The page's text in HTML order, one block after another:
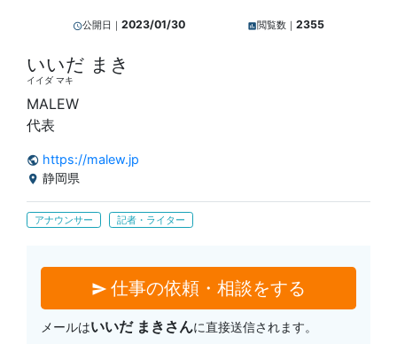
query_builder公開日｜2023/01/30 insert_chart閲覧数｜ 2355
いいだ まき
イイダ マキ
MALEW
代表
public https://malew.jp
location_on 静岡県
アナウンサー 記者・ライター
send 仕事の依頼・相談をする
メールはいいだ まきさんに直接送信されます。